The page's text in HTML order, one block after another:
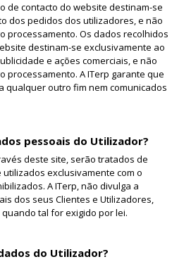
de contacto do website destinam-se
dos pedidos dos utilizadores, e não
processamento. Os dados recolhidos
destinam-se exclusivamente ao
e ações comerciais, e não
A ITerp garante que
qualquer outro fim nem comunicados
pessoais do Utilizador?
deste site, serão tratados de
exclusivamente com o
A ITerp, não divulga a
dos seus Clientes e Utilizadores,
tal for exigido por lei.
do Utilizador?